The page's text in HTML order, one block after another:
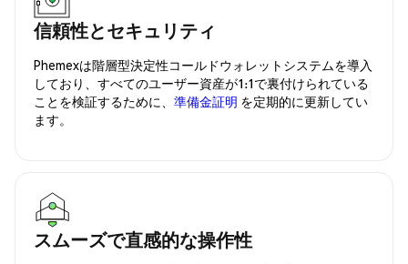
信頼性とセキュリティ
Phemexは階層型決定性コールドウォレットシステムを導入
しており、すべてのユーザー資産が1:1で裏付けられている
ことを検証するために、 準備金証明 を定期的に更新してい
ます。
スムーズで直感的な操作性